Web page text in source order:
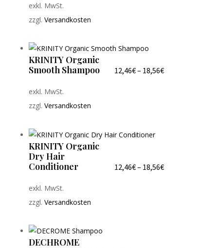
exkl. MwSt.
zzgl. Versandkosten
KRINITY Organic
Smooth Shampoo
12,46€– 18,56€
exkl. MwSt.
zzgl. Versandkosten
KRINITY Organic
Dry Hair
Conditioner
12,46€– 18,56€
exkl. MwSt.
zzgl. Versandkosten
DECHROME